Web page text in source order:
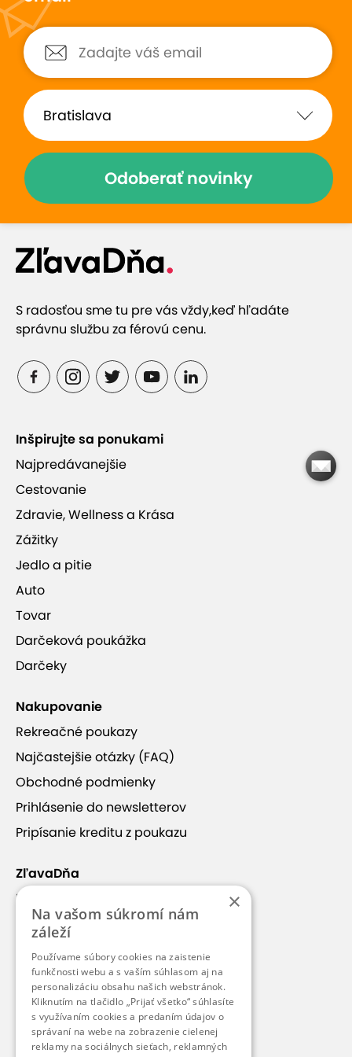
Bezkonkurenčná. Premasíruje
všetky svaly aj tie o ktorých sme
doposiaľ ani netušili. Výborný
relax a následné uvoľnenie.
Vynikajúca
masáži odchádzam
uvoľnená s ľahkou
Určite sa k nej
Zobraziť hodnotenia (19)
techniky a miofasciálne uvoľnenie
(napr. lávové kamene)
Pokojné prostredie s dostupným parkovaním
Masáže Hulmanová
Masáže Hulmanová
nie sú len o relaxe, ale
predovšetkým o zdravotnej starostlivosti. Ako
špecializuje na zdravotné masáže, ktoré
pomáhajú pri bolestiach chrbta, stuhnutých
svaloch či po fyzickej záťaži.Mäkké techniky a
miofasciálne masáže sú účinnou cestou, ako
uvoľniť svaly, zlepšiť pohyblivosť a zmierniť
Odoberať novinky
S radosťou sme tu pre vás vždy,keď hľadáte
správnu službu za férovú cenu.
Inšpirujte sa ponukami
Najpredávanejšie
Cestovanie
Zdravie, Wellness a Krása
Zážitky
Jedlo a pitie
Auto
Tovar
Darčeková poukážka
Darčeky
Nakupovanie
Rekreačné poukazy
Najčastejšie otázky (FAQ)
Obchodné podmienky
Prihlásenie do newsletterov
Pripísanie kreditu z poukazu
ZľavaDňa
Náš príbeh
Kontakt
Kariéra
Blog
Pre médiá
Pre partnerov
×
Na vašom súkromí nám
záleží
Používame súbory cookies na zaistenie
funkčnosti webu a s vaším súhlasom aj na
personalizáciu obsahu našich webstránok.
Kliknutím na tlačidlo „Prijať všetko“ súhlasíte
s využívaním cookies a predaním údajov o
správaní na webe na zobrazenie cielenej
reklamy na sociálnych sieťach, reklamných